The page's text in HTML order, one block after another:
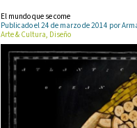
El mundo que se come
Publicado el 24 de marzo de 2014 por
Arte & Cultura, Diseño